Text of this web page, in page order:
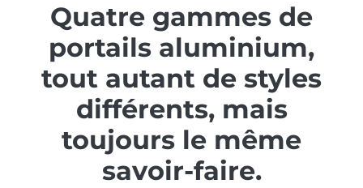
Quatre gammes de
portails aluminium,
tout autant de styles
différents, mais
toujours le même
savoir-faire.